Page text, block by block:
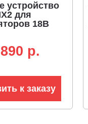
устройство
для
18В
p.
к заказу